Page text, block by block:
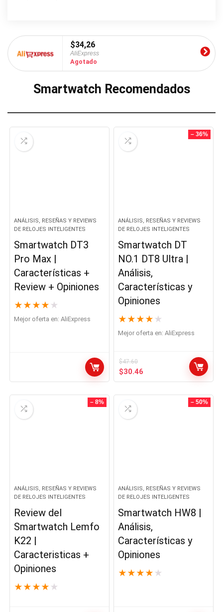
$34,26
AliExpress
Agotado
Smartwatch Recomendados
ANÁLISIS, RESEÑAS Y REVIEWS
DE RELOJES INTELIGENTES
Smartwatch DT3
Pro Max |
Características +
Review + Opiniones
★ ★ ★ ★ ★
Mejor oferta en: AliExpress
– 36%
ANÁLISIS, RESEÑAS Y REVIEWS
DE RELOJES INTELIGENTES
Smartwatch DT
NO.1 DT8 Ultra |
Análisis,
Características y
Opiniones
★ ★ ★ ★ ★
Mejor oferta en: AliExpress
$47.60
El
precio
$47.60.
$30.46
precio
– 8%
ANÁLISIS, RESEÑAS Y REVIEWS
DE RELOJES INTELIGENTES
Review del
Smartwatch Lemfo
K22 |
Caracteristicas +
Opiniones
★ ★ ★ ★ ★
– 50%
ANÁLISIS, RESEÑAS Y REVIEWS
DE RELOJES INTELIGENTES
Smartwatch HW8 |
Análisis,
Características y
Opiniones
★ ★ ★ ★ ★